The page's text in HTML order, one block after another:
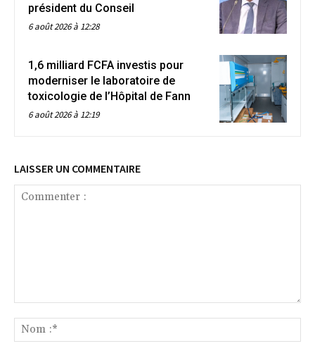
président du Conseil
6 août 2026 à 12:28
1,6 milliard FCFA investis pour
moderniser le laboratoire de
toxicologie de l’Hôpital de Fann
6 août 2026 à 12:19
LAISSER UN COMMENTAIRE
:*